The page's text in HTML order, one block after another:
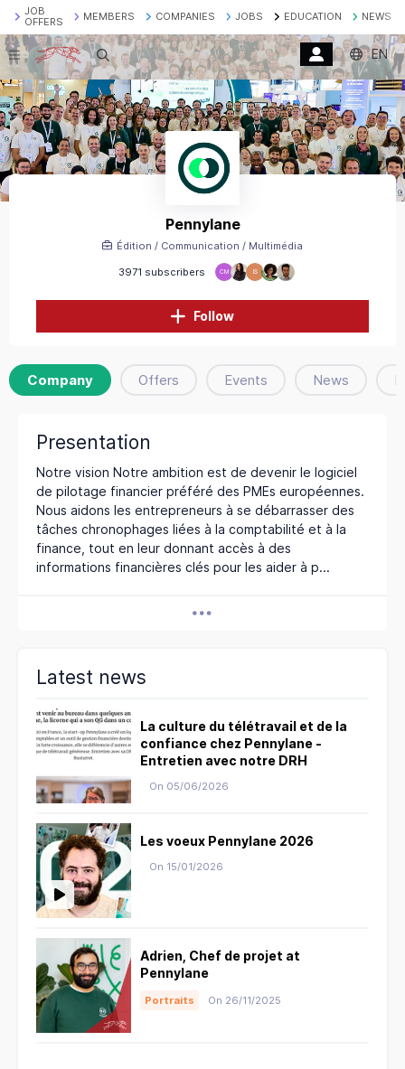
JOB
OFFERS
MEMBERS COMPANIES JOBS EDUCATION NEWS
Search EN
Pennylane
3971 subscribers CM IS
Édition / Communication / Multimédia
Follow
Company Offers Events News
Presentation
Notre vision Notre ambition est de devenir le logiciel
de pilotage financier préféré des PMEs européennes.
Nous aidons les entrepreneurs à se débarrasser des
tâches chronophages liées à la comptabilité et à la
finance, tout en leur donnant accès à des
informations financières clés pour les aider à p...
Latest news
La culture du télétravail et de la
confiance chez Pennylane -
Entretien avec notre DRH
On 05/06/2026
Les voeux Pennylane 2026
On 15/01/2026
Adrien, Chef de projet at
Pennylane
Portraits On 26/11/2025